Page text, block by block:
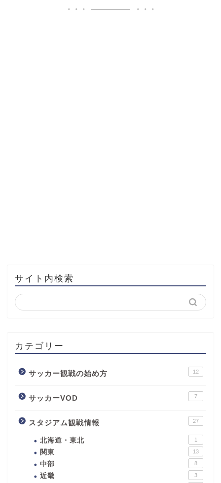
サイト内検索
カテゴリー
サッカー観戦の始め方 12
サッカーVOD 7
スタジアム観戦情報 27
北海道・東北 1
関東 13
中部 8
近畿 3